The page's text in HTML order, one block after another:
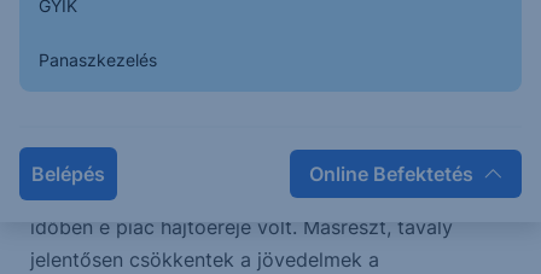
GYIK
Panaszkezelés
Belépés Online Befektetés
részét a gépeladások esésének, ami valójában 32
százalékos volt. Bár a pályázat elhalasztása
mint a potenciális vevőket, a géppiac csökkenésére
számítani lehetett. Egyrészt, a támogatás minden
időben e piac hajtóereje volt. Másrészt, tavaly
jelentősen csökkentek a jövedelmek a